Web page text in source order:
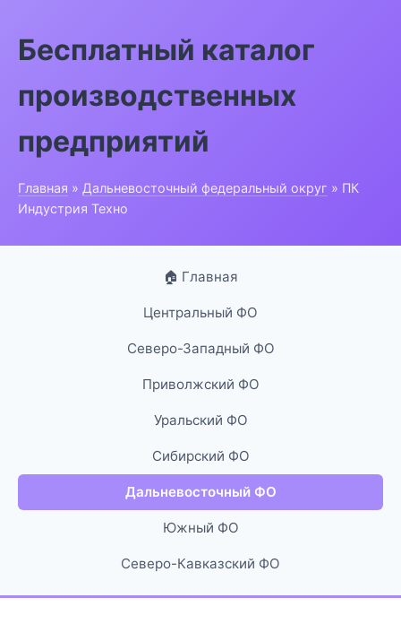
Бесплатный каталог
производственных
предприятий
Главная » Дальневосточный федеральный округ » ПК
Индустрия Техно
🏠 Главная
Центральный ФО
Северо-Западный ФО
Приволжский ФО
Уральский ФО
Сибирский ФО
Дальневосточный ФО
Южный ФО
Северо-Кавказский ФО